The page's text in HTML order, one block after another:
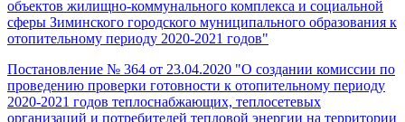
объектов жилищно-коммунального комплекса и социальной
сферы Зиминского городского муниципального образования к
отопительному периоду 2020-2021 годов"
Постановление № 364 от 23.04.2020 "О создании комиссии по
проведению проверки готовности к отопительному периоду
2020-2021 годов теплоснабжающих, теплосетевых
организаций и потребителей тепловой энергии на территории